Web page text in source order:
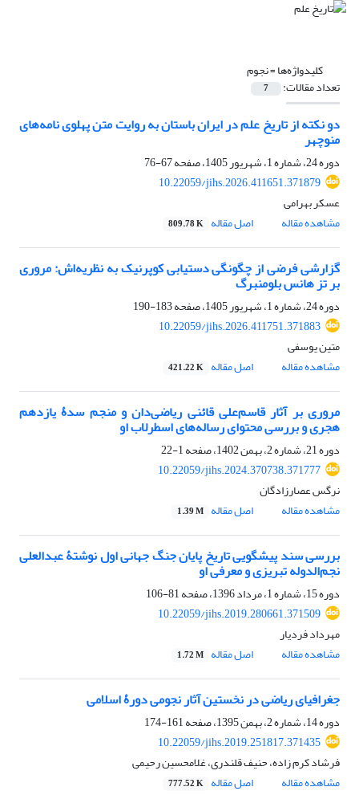
کلیدواژه‌ها =نجوم
تعداد مقالات: 7
دو نکته از تاریخ علم در ایران باستان به روایت متن پهلوی نامه‌های
منوچهر
دوره 24، شماره 1، شهریور 1405، صفحه
67-76
10.22059/jihs.2026.411651.371879
عسکر بهرامی
مشاهده مقاله
اصل مقاله 809.78 K
گزارشی فرضی از چگونگی دستیابی کوپرنیک به نظریه‌اش: مروری
بر تز هانس بلومنبرگ
دوره 24، شماره 1، شهریور 1405، صفحه
183-190
10.22059/jihs.2026.411751.371883
متین یوسفی
مشاهده مقاله
اصل مقاله 421.22 K
مروری بر آثار قاسم‌علی قائنی ریاضی‌دان و منجم سدۀ یازدهم
هجری و بررسی محتوای رساله‌های اسطرلاب او
دوره 21، شماره 2، بهمن 1402، صفحه
1-22
10.22059/jihs.2024.370738.371777
نرگس عصارزادگان
مشاهده مقاله
اصل مقاله 1.39 M
بررسی سند پیشگویی تاریخ پایان جنگ جهانی اول نوشتۀ عبدالعلی
نجم‌الدوله تبریزی و معرفی او
دوره 15، شماره 1، مرداد 1396، صفحه
81-106
10.22059/jihs.2019.280661.371509
مهرداد فردیار
مشاهده مقاله
اصل مقاله 1.72 M
جغرافیای ریاضی در نخستین آثار نجومی دورۀ اسلامی
دوره 14، شماره 2، بهمن 1395، صفحه
161-174
10.22059/jihs.2019.251817.371435
فرشاد کرم زاده، حنیف قلندری، غلامحسین رحیمی
مشاهده مقاله
اصل مقاله 777.52 K